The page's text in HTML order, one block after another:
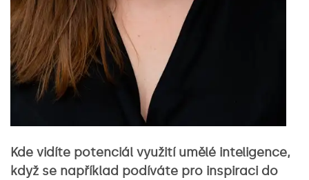
Kde vidíte potenciál využití umělé inteligence,
když se například podíváte pro inspiraci do